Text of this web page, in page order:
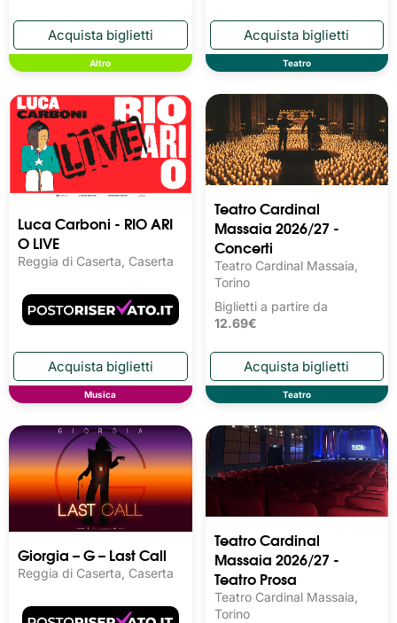
Altro Teatro
Luca Carboni - RIO ARI
O LIVE
Reggia di Caserta, Caserta
Musica
Teatro Cardinal
Massaia 2026/27 -
Concerti
Teatro Cardinal Massaia,
Torino
Biglietti a partire da
12.69€
Teatro
Giorgia – G – Last Call
Reggia di Caserta, Caserta
Teatro Cardinal
Massaia 2026/27 -
Teatro Prosa
Teatro Cardinal Massaia,
Torino